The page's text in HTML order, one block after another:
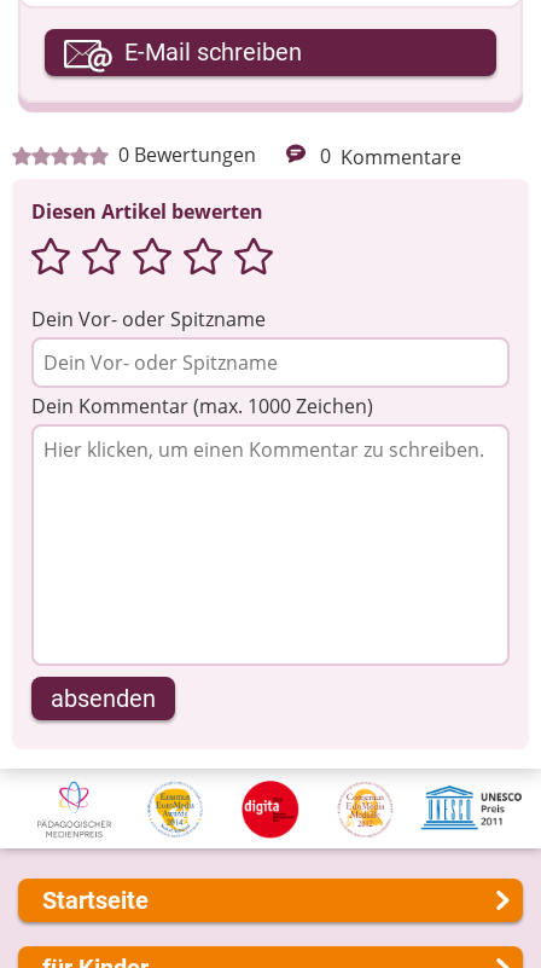
0 Bewertungen 0 Kommentare
Diesen Artikel bewerten
Dein Vor- oder Spitzname
Dein Kommentar (max. 1000 Zeichen)
absenden
Ihre E-Mail-Adresse
Ihre Nachricht
E-Mail schreiben
Startseite
Über uns